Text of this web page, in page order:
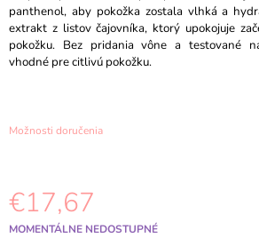
panthenol, aby pokožka zostala vlhká a
extrakt z listov čajovníka, ktorý upokojuje
pokožku. Bez pridania vône a testované
vhodné pre citlivú pokožku.
Možnosti doručenia
€17,67
Jednotková
MOMENTÁLNE NEDOSTUPNÉ
M
E
DR.ALTHEA
WATERY